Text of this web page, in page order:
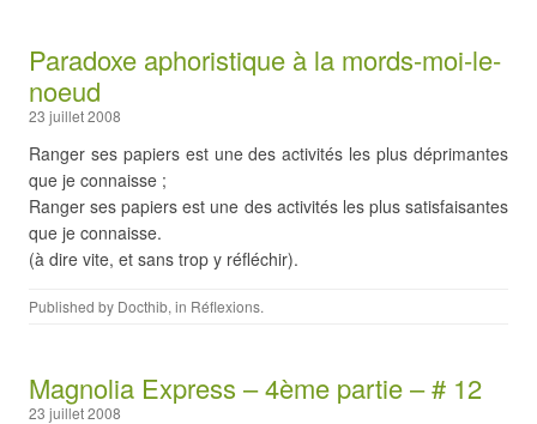
Paradoxe aphoristique à la mords-moi-le-
noeud
23 juillet 2008
Ranger ses papiers est une des activités les plus déprimantes
que je connaisse ;
Ranger ses papiers est une des activités les plus satisfaisantes
que je connaisse.
(à dire vite, et sans trop y réfléchir).
Published by Docthib, in Réflexions.
Magnolia Express – 4ème partie – # 12
23 juillet 2008